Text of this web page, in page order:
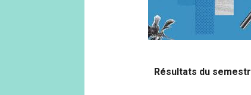
Résultats du